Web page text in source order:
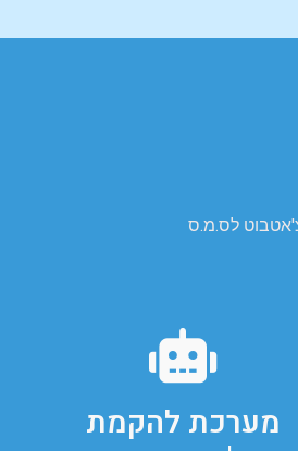
לס.מ.ס
מערכת להקמת